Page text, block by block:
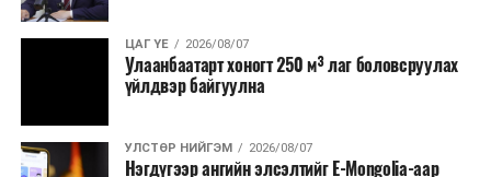
Зайлшгүй шаардлагагүй тоног төхөөрөмж,
тавилга, автомашин худалдан авах;
Батлан хамгаалах, хууль зүйн салбараас бусад
Хуулиар заавал мэдээлэхээс бусад кино,
ЦАГ ҮЕ 2026/08/07
Улаанбаатарт хоногт 250 м³ лаг боловсруулах
үйлдвэр байгуулна
УЛСТӨР НИЙГЭМ 2026/08/07
Нэгдүгээр ангийн элсэлтийг E-Mongolia-аар